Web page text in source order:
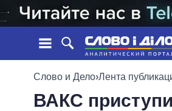
НОВОСТИ
ЛЕНТА
ОБЕЩАНИЯ
Слово и Дело›Лента
ВАКС